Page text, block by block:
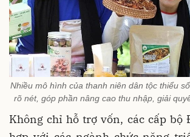
Nhiều mô hình của thanh niên dân tộc thiểu
rõ nét, góp phần nâng cao thu nhập, giải
Không chỉ hỗ trợ vốn, các cấp bộ